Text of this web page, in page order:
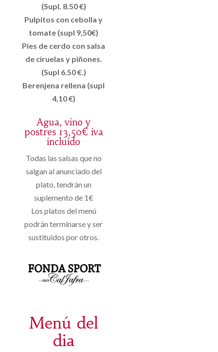
(Supl. 8.50 €)
Pulpitos con cebolla y
tomate (supl 9,50€)
Pies de cerdo con salsa
de ciruelas y piñones.
(Supl 6.50 €.)
Berenjena rellena (supl
4,10 €)
Agua, vino y
postres 13,50€ iva
incluído
Todas las salsas que no
salgan al anunciado del
plato, tendrán un
suplemento de 1€
Los platos del menú
podrán terminarse y ser
sustituidos por otros.
Menú del
dia